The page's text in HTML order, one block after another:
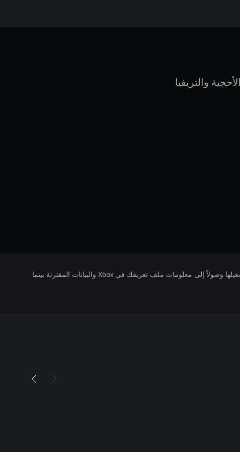
الأحجية والتريفيا
يتلقى ناشرو الألعاب التي تقوم بتشغيلها وصولاً إلى معلومات ملف تعريفك في Xbox والبيانات المقترنة بينما